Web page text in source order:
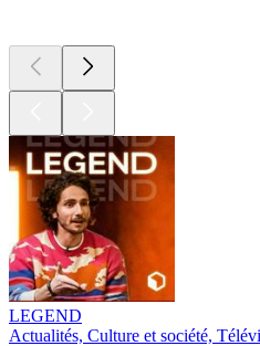
LEGEND
Actualités, Culture et société,